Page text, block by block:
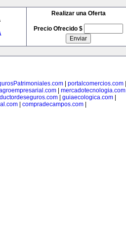
Realizar una Oferta
Precio Ofrecido $
| portalcomercios.com|
mercadotecnologia.com
guiaecologica.com
| compradecampos.com|